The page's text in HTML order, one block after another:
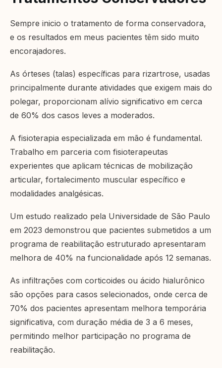
Sempre inicio o tratamento de forma conservadora,
e os resultados em meus pacientes têm sido muito
encorajadores.
As órteses (talas) específicas para rizartrose, usadas
principalmente durante atividades que exigem mais do
polegar, proporcionam alívio significativo em cerca
de 60% dos casos leves a moderados.
A fisioterapia especializada em mão é fundamental.
Trabalho em parceria com fisioterapeutas
experientes que aplicam técnicas de mobilização
articular, fortalecimento muscular específico e
modalidades analgésicas.
Um estudo realizado pela Universidade de São Paulo
em 2023 demonstrou que pacientes submetidos a um
programa de reabilitação estruturado apresentaram
melhora de 40% na funcionalidade após 12 semanas.
As infiltrações com corticoides ou ácido hialurônico
são opções para casos selecionados, onde cerca de
70% dos pacientes apresentam melhora temporária
significativa, com duração média de 3 a 6 meses,
permitindo melhor participação no programa de
reabilitação.